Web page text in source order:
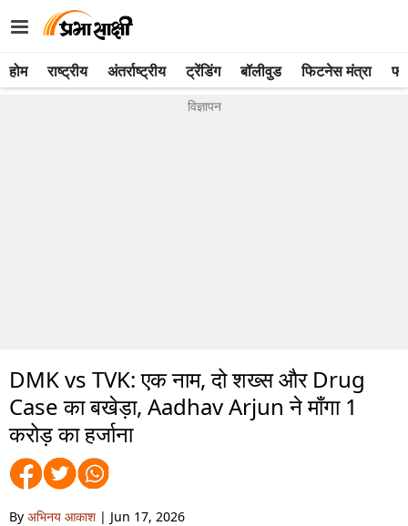
होम राष्ट्रीय अंतर्राष्ट्रीय ट्रेंडिंग बॉलीवुड फिटनेस मंत्रा
DMK vs TVK: एक नाम, दो शख्स और Drug
Case का बखेड़ा, Aadhav Arjun ने माँगा 1
करोड़ का हर्जाना
By अभिनय आकाश| Jun 17, 2026